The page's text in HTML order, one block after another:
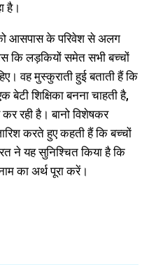
है।
आसपास के परिवेश से अलग
कि लड़कियों समेत सभी बच्चों
वह मुस्कुराती हुई बताती हैं कि
शिक्षिका बनना चाहती है,
रही है। बानो विशेषकर
करते हुए कहती हैं कि बच्चों
ने यह सुनिश्चित किया है कि
का अर्थ पूरा करें।